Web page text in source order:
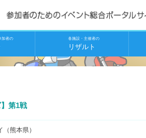
加者の 各施設・主催者の
リザルト
第1戦
熊本県）